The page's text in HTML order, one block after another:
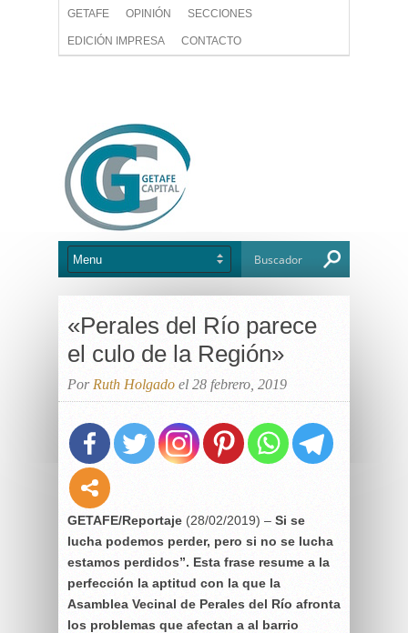
GETAFE OPINIÓN SECCIONES
EDICIÓN IMPRESA CONTACTO
«Perales del Río parece
el culo de la Región»
Por Ruth Holgado el 28 febrero, 2019
GETAFE/Reportaje (28/02/2019) – Si se
lucha podemos perder, pero si no se lucha
estamos perdidos”. Esta frase resume a la
perfección la aptitud con la que la
Asamblea Vecinal de Perales del Río afronta
los problemas que afectan a al barrio